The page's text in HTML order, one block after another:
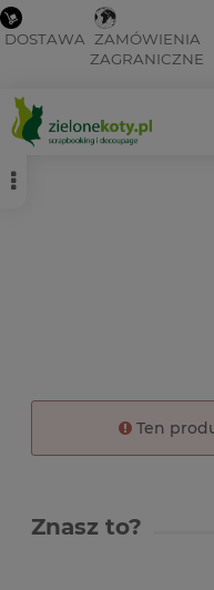
DOSTAWA ZAMÓWIENIA
ZAGRANICZNE
Ten
Znasz to?